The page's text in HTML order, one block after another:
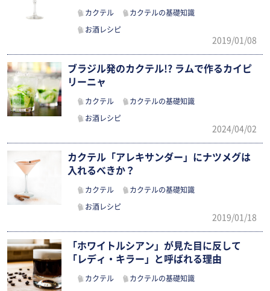
カクテル カクテルの基礎知識
お酒レシピ
2019/01/08
ブラジル発のカクテル!? ラムで作るカイピ
リーニャ
カクテル カクテルの基礎知識
お酒レシピ
2024/04/02
カクテル「アレキサンダー」にナツメグは
入れるべきか？
カクテル カクテルの基礎知識
お酒レシピ
2019/01/18
「ホワイトルシアン」が見た目に反して
「レディ・キラー」と呼ばれる理由
カクテル カクテルの基礎知識